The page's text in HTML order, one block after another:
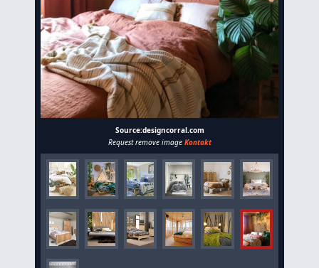
Source:designcorral.com
Request remove image Kontakt